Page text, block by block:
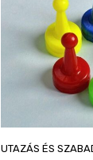
UTAZÁS ÉS